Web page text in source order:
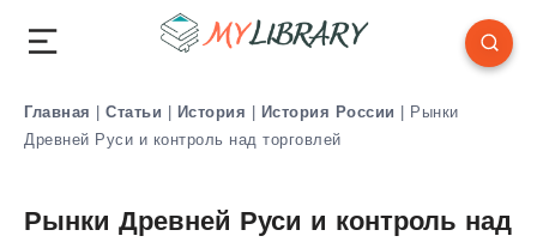
Главная | Статьи | История | История России | Рынки
Древней Руси и контроль над торговлей
Рынки Древней Руси и контроль над